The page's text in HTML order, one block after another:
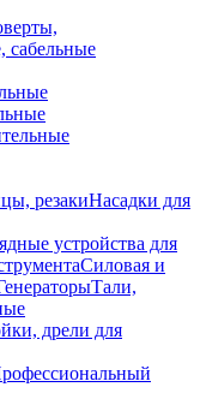
сабельные
резакиНасадки для
устройства для
Силовая и
Тали,
дрели для